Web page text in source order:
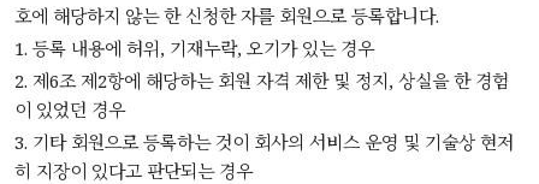
호에 해당하지 않는 한 신청한 자를 회원으로 등록합니다.
1. 등록 내용에 허위, 기재누락, 오기가 있는 경우
2. 제6조 제2항에 해당하는 회원 자격 제한 및 정지, 상실을 한 경험
이 있었던 경우
3. 기타 회원으로 등록하는 것이 회사의 서비스 운영 및 기술상 현저
히 지장이 있다고 판단되는 경우